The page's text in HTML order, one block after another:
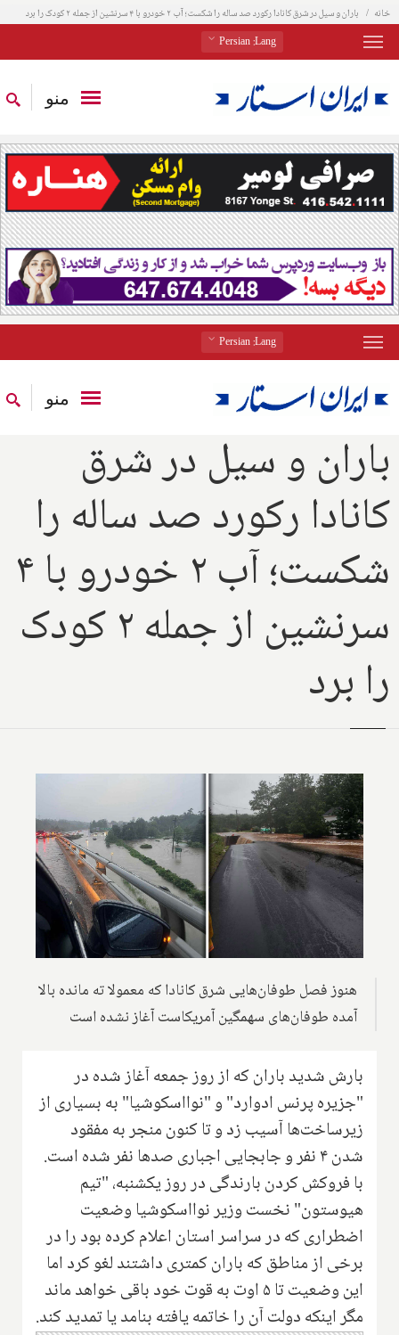
خانه باران و سیل در شرق کانادا رکورد صد ساله را شکست؛ آب ۲ خودرو با ۴ سرنشین از جمله ۲ کودک را برد
Lang
: Persian
منو
Lang
: Persian
منو
باران و سیل در شرق
کانادا رکورد صد ساله را
شکست؛ آب ۲ خودرو با ۴
سرنشین از جمله ۲ کودک
را برد
هنوز فصل طوفان‌هایی شرق کانادا که معمولا ته مانده بالا
آمده طوفان‌های سهمگین آمریکاست آغاز نشده است
بارش شدید باران که از روز جمعه آغاز شده در
"جزیره پرنس ادوارد" و "نوااسکوشیا" به بسیاری از
زیرساخت‌ها آسیب زد و تا کنون منجر به مفقود
شدن ۴ نفر و جابجایی اجباری صدها نفر شده است.
با فروکش کردن بارندگی در روز یکشنبه، "تیم
هیوستون" نخست وزیر نوااسکوشیا وضعیت
اضطراری که در سراسر استان اعلام کرده بود را در
برخی از مناطق که باران کمتری داشتند لغو کرد اما
این وضعیت تا ۵ اوت به قوت خود باقی خواهد ماند
مگر اینکه دولت آن را خاتمه یافته بنامد یا تمدید کند.